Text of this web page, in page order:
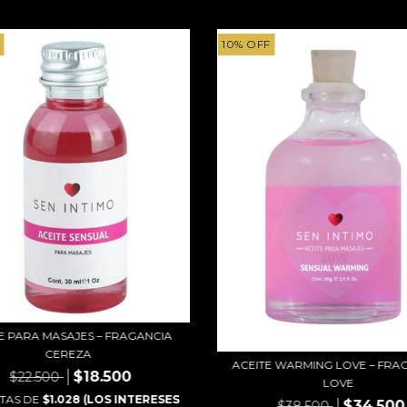
PARA MASAJES – FRAGANCIA
CEREZA
$22.500 $18.500
DE $1.028 (LOS INTERESES
10% OFF
ACEITE WARMING LOVE –
LOVE